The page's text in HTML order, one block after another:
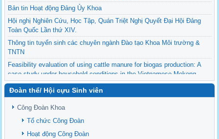
Bản tin Hoạt động Đảng Ủy Khoa
Hội nghị Nghiên Cứu, Học Tập, Quán Triệt Nghị Quyết Đại Hội Đảng
Toàn Quốc Lần thứ XIV.
Thông tin tuyển sinh các chuyên ngành Đào tạo Khoa Môi trường &
TNTN
Feasibility evaluation of using cattle manure for biogas production: A
case study under household conditions in the Vietnamese Mekong
Delta
Sediment properties in flood-based farming systems in the Vietnamese
upstream Mekong Delta
Danh mục tạp chí xuất bản Quốc Tế 2026
Danh Mục các Đề Tài NCKH cấp Tỉnh năm 2024
Đoàn thể/ Hội cựu Sinh viên
Công Đoàn Khoa
Tổ chức Công Đoàn
Hoạt động Công Đoàn